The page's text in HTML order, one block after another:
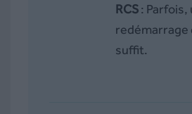
RCS: Parfois,
redémarrage
suffit.